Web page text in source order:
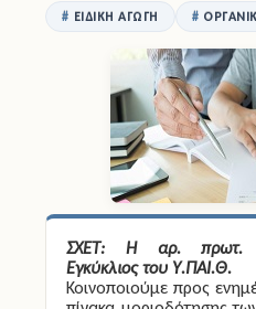
Επικοινωνία
ΕΙΔΙΚΉ ΑΓΩΓΉ
ΣΧΕΤ: Η αρ. πρωτ.
Εγκύκλιος του Υ.ΠΑΙ.Θ.
Κοινοποιούμε προς